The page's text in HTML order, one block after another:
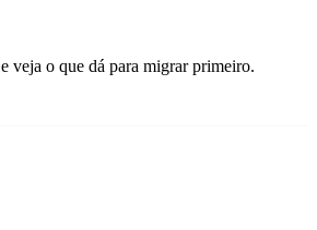
e veja o que dá para migrar primeiro.